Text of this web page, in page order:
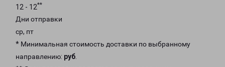
12 - 12**
Дни отправки
ср, пт
* Минимальная стоимость доставки по выбранному
направлению: руб.